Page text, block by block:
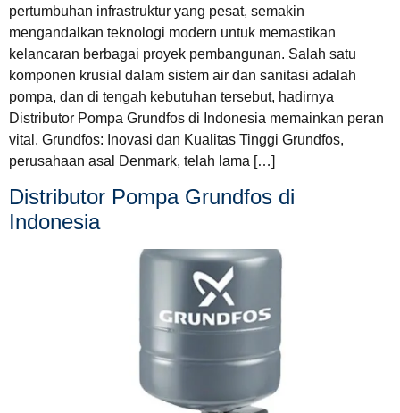
pertumbuhan infrastruktur yang pesat, semakin
mengandalkan teknologi modern untuk memastikan
kelancaran berbagai proyek pembangunan. Salah satu
komponen krusial dalam sistem air dan sanitasi adalah
pompa, dan di tengah kebutuhan tersebut, hadirnya
Distributor Pompa Grundfos di Indonesia memainkan peran
vital. Grundfos: Inovasi dan Kualitas Tinggi Grundfos,
perusahaan asal Denmark, telah lama […]
Distributor Pompa Grundfos di
Indonesia